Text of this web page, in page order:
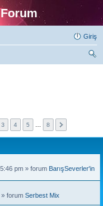
Giriş
3 4 5 8
pm » forum BarışSeverler'in
forum Serbest Mix